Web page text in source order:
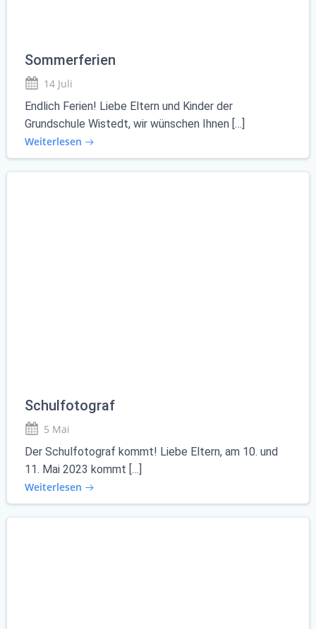
Sommerferien
14 Juli
Endlich Ferien! Liebe Eltern und Kinder der
Grundschule Wistedt, wir wünschen Ihnen […]
Weiterlesen
Schulfotograf
5 Mai
Der Schulfotograf kommt! Liebe Eltern, am 10. und
11. Mai 2023 kommt […]
Weiterlesen